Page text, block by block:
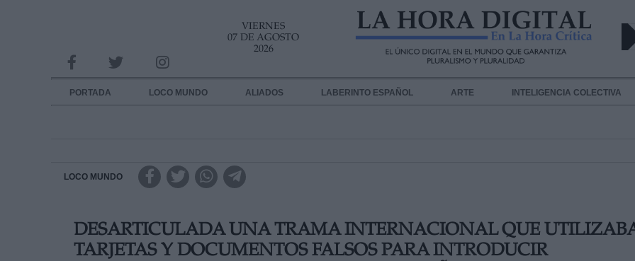
VIERNES
07 DE AGOSTO
2026
PORTADA LOCO MUNDO ALIADOS LABERINTO ESPAÑOL ARTE INTELIGENCIA COLECTIVA
LOCO MUNDO
DESARTICULADA UNA TRAMA INTERNACIONAL QUE
TARJETAS Y DOCUMENTOS FALSOS PARA INTRODUCIR
INFORMACION SOBRE LA PROTECCIÓN DE TUS DATOS
Responsable:
Destinatarios:
link
Información adicional
link